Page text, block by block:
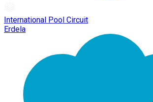
International Pool Circuit
Erdela